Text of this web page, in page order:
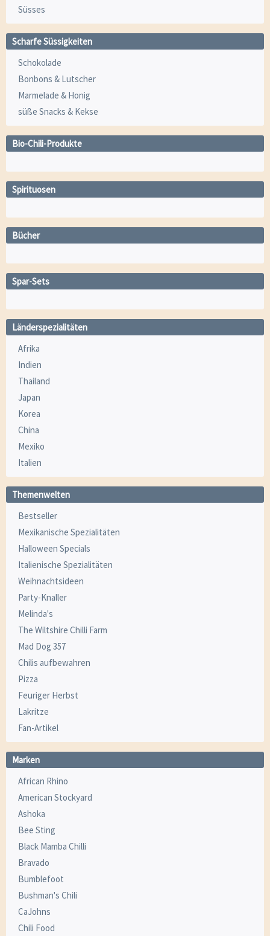
Süsses
Scharfe Süssigkeiten
Schokolade
Bonbons & Lutscher
Marmelade & Honig
süße Snacks & Kekse
Bio-Chili-Produkte
Spirituosen
Bücher
Spar-Sets
Länderspezialitäten
Afrika
Indien
Thailand
Japan
Korea
China
Mexiko
Italien
Themenwelten
Bestseller
Mexikanische Spezialitäten
Halloween Specials
Italienische Spezialitäten
Weihnachtsideen
Party-Knaller
Melinda's
The Wiltshire Chilli Farm
Mad Dog 357
Chilis aufbewahren
Pizza
Feuriger Herbst
Lakritze
Fan-Artikel
Marken
African Rhino
American Stockyard
Ashoka
Bee Sting
Black Mamba Chilli
Bravado
Bumblefoot
Bushman's Chili
CaJohns
Chili Food